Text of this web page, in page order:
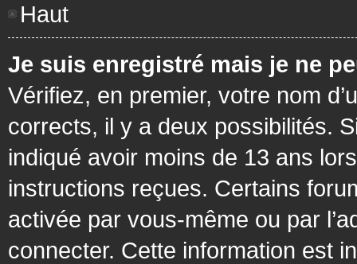
Haut
Je suis enregistré mais je ne
Vérifiez, en premier, votre nom
corrects, il y a deux possibilités.
indiqué avoir moins de 13 ans
instructions reçues. Certains
activée par vous-même ou par
connecter. Cette information est